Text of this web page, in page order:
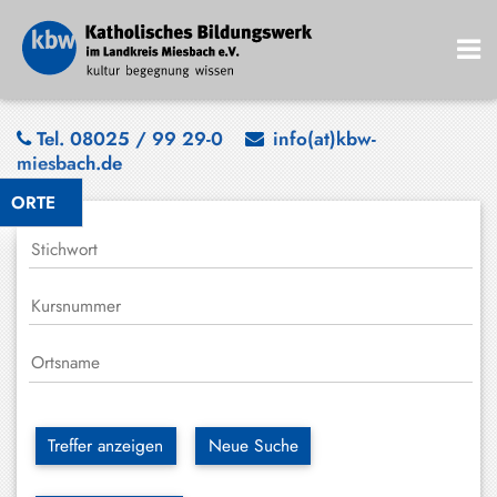
ORTE
Tel. 08025 / 99 29-0
info(at)kbw-
miesbach.de
Treffer anzeigen Neue Suche
Bad
Wiessee
Bayrischzell
Darching
Elbach
Großhartpenning
Hausham
Holzkirchen